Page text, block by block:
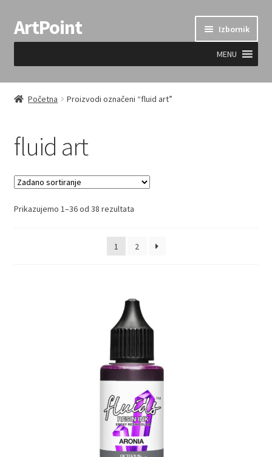
Preskoči
na
Skoči
do
ArtPoint Izbornik
MENU
Uvjeti prodaje
Početna Proizvodi označeni “fluid art”
fluid art
Prikazujemo 1–36 od 38 rezultata
1 2